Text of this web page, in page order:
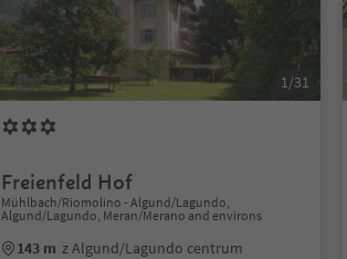
1/31
Freienfeld Hof
Mühlbach/Riomolino - Algund/Lagundo,
Algund/Lagundo, Meran/Merano and environs
143 m z Algund/Lagundo centrum